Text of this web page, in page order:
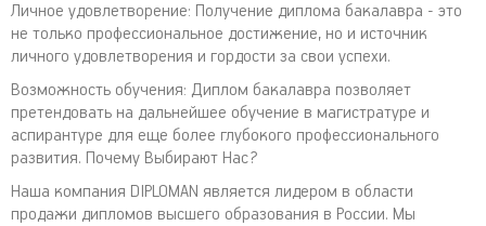
Личное удовлетворение: Получение диплома бакалавра - это
не только профессиональное достижение, но и источник
личного удовлетворения и гордости за свои успехи.
Возможность обучения: Диплом бакалавра позволяет
претендовать на дальнейшее обучение в магистратуре и
аспирантуре для еще более глубокого профессионального
развития. Почему Выбирают Нас?
Наша компания DIPLOMAN является лидером в области
продажи дипломов высшего образования в России. Мы